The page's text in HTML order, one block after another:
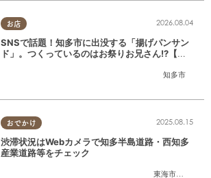
お店
知多市
2026.08.04
SNSで話題！知多市に出没する「揚げパンサン
ド」。つくっているのはお祭りお兄さん!?【ち
おでかけ
東海市
,大府市
2025.08.15
渋滞状況はWebカメラで知多半島道路・西知多
産業道路等をチェック